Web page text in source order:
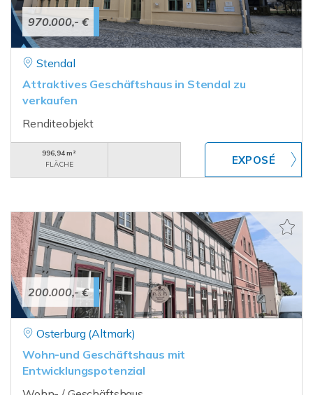
970.000,- €
Stendal
Attraktives Geschäftshaus in Stendal zu
verkaufen
Renditeobjekt
996,94 m²
FLÄCHE
200.000,- €
Osterburg (Altmark)
Wohn-und Geschäftshaus mit
Entwicklungspotenzial